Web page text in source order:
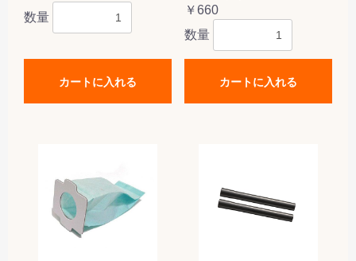
数量
カートに入れる
￥660
数量
カートに入れる